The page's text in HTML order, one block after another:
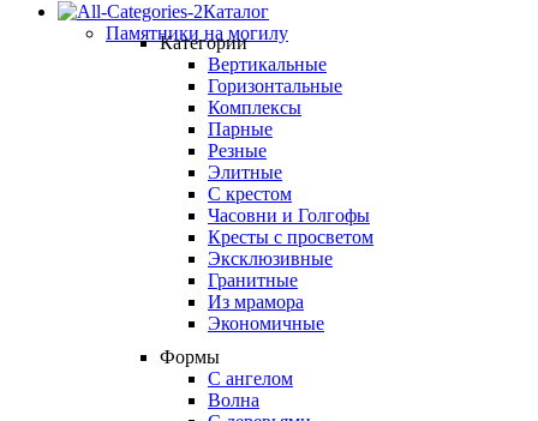
Каталог
Памятники на могилу
Категории
Вертикальные
Горизонтальные
Комплексы
Парные
Резные
Элитные
С крестом
Часовни и Голгофы
Кресты с просветом
Эксклюзивные
Гранитные
Из мрамора
Экономичные
Формы
С ангелом
Волна